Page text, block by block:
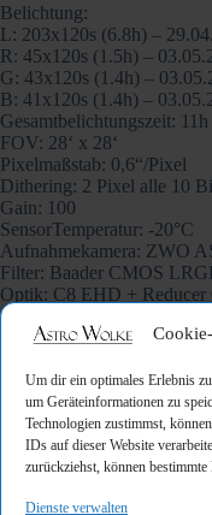
Um dir ein optimales Erlebnis
um Geräteinformationen zu
Technologien zustimmst,
IDs auf dieser Website
zurückziehst, können
Dienste verwalten
Belichtung:
L: 203x120s (6.8h) –
R: 45x120s (1.5h) –
G: 43x120s (1.4h) –
B: 41x120s (1.4h) –
Gesamtbelichtungszeit: 11h
FOV: 28‘ x 28‘
Pixelmaßstab: 0,6“/Pixel
Dithering: 2 Pixel alle 10
Gain: 100
SensorTemperatur: -20°C
Aufnahmekamera: ZWO
Filter: Baader CMOS
Optik: C8 EHD +
Guiding: OAG + ZWO
Montierung: iOptron
Bildbearbeitung: PixInsight
Darks: 30
Flats: je 30
Flat-Darks: 30
Bias: —